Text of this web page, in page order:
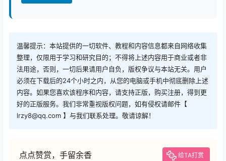
温馨提示：本站提供的一切软件、教程和内容信息都来自网络收集
整理，仅限用于学习和研究目的；不得将上述内容用于商业或者非
法用途，否则，一切后果请用户自负，版权争议与本站无关。用户
必须在下载后的24个小时之内，从您的电脑或手机中彻底删除上述
内容。如果您喜欢该程序和内容，请支持正版，购买注册，得到更
好的正版服务。我们非常重视版权问题，如有侵权请邮件【
lrzy8@qq.com 】与我们联系处理。敬请谅解！
点点赞赏，手留余香 给TA打赏